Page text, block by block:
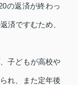
の返済が終わっ
済ですむため、
子どもが高校や
れ、また定年後